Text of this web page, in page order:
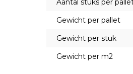
Gewicht per pallet
Gewicht per stuk
Gewicht per m2